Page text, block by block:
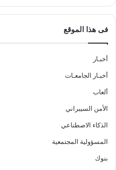
فى هذا الموقع
أخبـار
أخبـار الجامعـات
ألعاب
الأمن السيبراني
الذكاء الاصطناعي
المسؤولية المجتمعية
بنوك